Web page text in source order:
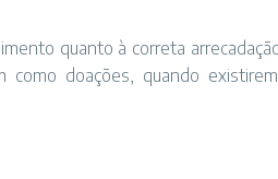
quanto à correta
como doações, quando